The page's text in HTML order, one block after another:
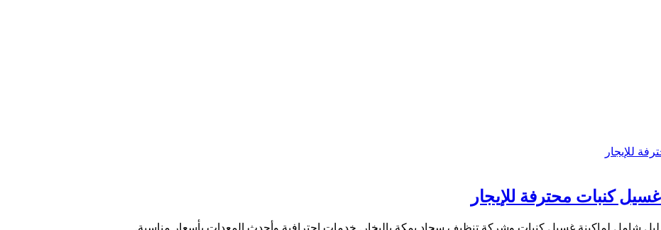
لماكينة غسيل كنبات وشركة تنظيف سجاد بمكة بالبخار. خدمات احترافية وأحدث المعدات بأسعار مناسبة.